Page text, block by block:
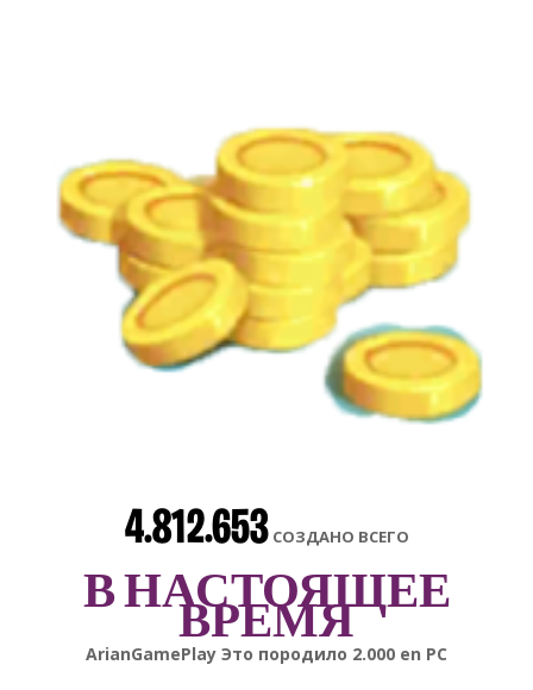
4.812.653 СОЗДАНО ВСЕГО
В НАСТОЯЩЕЕ
ВРЕМЯ
gonsabellaЭто породило6.000enAndroid